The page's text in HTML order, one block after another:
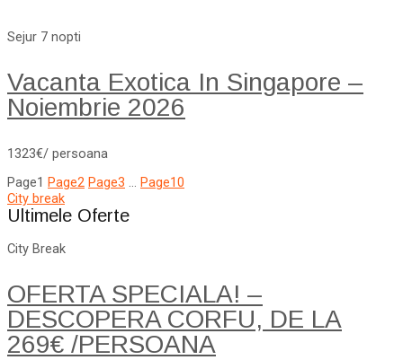
Sejur 7 nopti
Vacanta Exotica In Singapore –
Noiembrie 2026
1323€/ persoana
Page1 Page2 Page3 … Page10
City break
Ultimele Oferte
City Break
OFERTA SPECIALA! –
DESCOPERA CORFU, DE LA
269€ /PERSOANA